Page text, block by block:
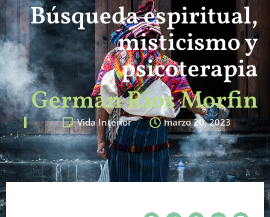
Búsqueda espiritual,
misticismo y
psicoterapia
Germán Ríos Morfin
Vida Interior marzo 20, 2023